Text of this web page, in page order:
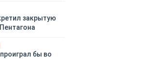
Германии, выборы
могут полностью
мире, пока
ожидает выборов
закрытую
бы во